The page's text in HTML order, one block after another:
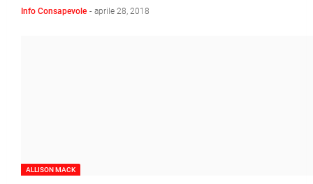
Info Consapevole - aprile 28, 2018
ALLISON MACK